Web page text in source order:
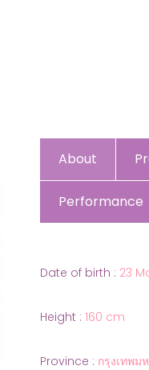
About
Performance
Date of birth : 23
Height : 160 cm
Province : กรุงเทพม